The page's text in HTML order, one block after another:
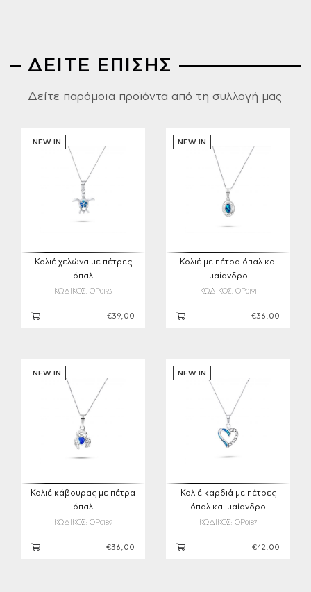
ΔΕΙΤΕ ΕΠΙΣΗΣ
Δείτε παρόμοια προϊόντα από τη συλλογή μας
NEW IN
Κολιέ χελώνα με πέτρες
όπαλ
ΚΩΔΙΚΟΣ: OP0193
€39,00
NEW IN
Κολιέ με πέτρα όπαλ και
μαίανδρο
ΚΩΔΙΚΟΣ: OP0191
€36,00
NEW IN
Κολιέ κάβουρας με πέτρα
όπαλ
ΚΩΔΙΚΟΣ: OP0189
€36,00
NEW IN
Κολιέ καρδιά με πέτρες
όπαλ και μαίανδρο
ΚΩΔΙΚΟΣ: OP0187
€42,00